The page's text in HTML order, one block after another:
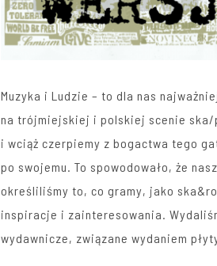
Muzyka i Ludzie – to dla nas
na trójmiejskiej i polskiej scenie ska/
i wciąż czerpiemy z bogactwa tego
po swojemu. To spowodowało, że
określiliśmy to, co gramy, jako
inspiracje i zainteresowania.
wydawnicze, związane wydaniem